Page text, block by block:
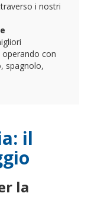
i nostri
con
spagnolo,
il
la